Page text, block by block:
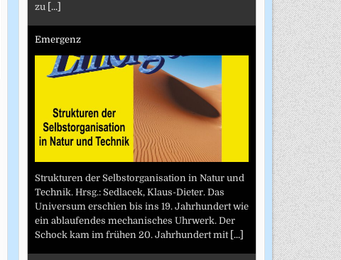
zu [...]
Emergenz
Strukturen der Selbstorganisation in Natur und
Technik. Hrsg.: Sedlacek, Klaus-Dieter. Das
Universum erschien bis ins 19. Jahrhundert wie
ein ablaufendes mechanisches Uhrwerk. Der
Schock kam im frühen 20. Jahrhundert mit [...]